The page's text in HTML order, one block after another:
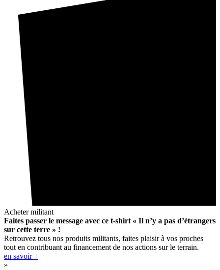
Acheter militant
Faites passer le message avec ce t-shirt « Il n’y a pas d’étrangers
sur cette terre » !
Retrouvez tous nos produits militants, faites plaisir à vos proches
tout en contribuant au financement de nos actions sur le terrain.
en savoir +
»